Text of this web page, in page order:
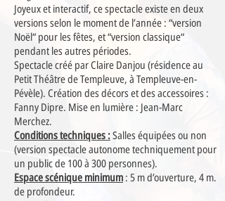
Joyeux et interactif, ce spectacle existe en deux
versions selon le moment de l’année : “version
Noël“ pour les fêtes, et “version classique“
pendant les autres périodes.
Spectacle créé par Claire Danjou (résidence au
Petit Théâtre de Templeuve, à Templeuve-en-
Pévèle). Création des décors et des accessoires :
Fanny Dipre. Mise en lumière : Jean-Marc
Merchez.
Conditions techniques :Salles équipées ou non
(version spectacle autonome techniquement pour
un public de 100 à 300 personnes).
Espace scénique minimum : 5 m d’ouverture, 4 m.
de profondeur.